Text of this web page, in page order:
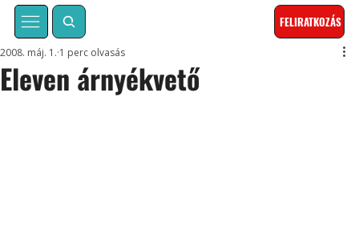
FELIRATKOZÁS
Eleven árnyékvető
2008. máj. 1. 1 perc olvasás